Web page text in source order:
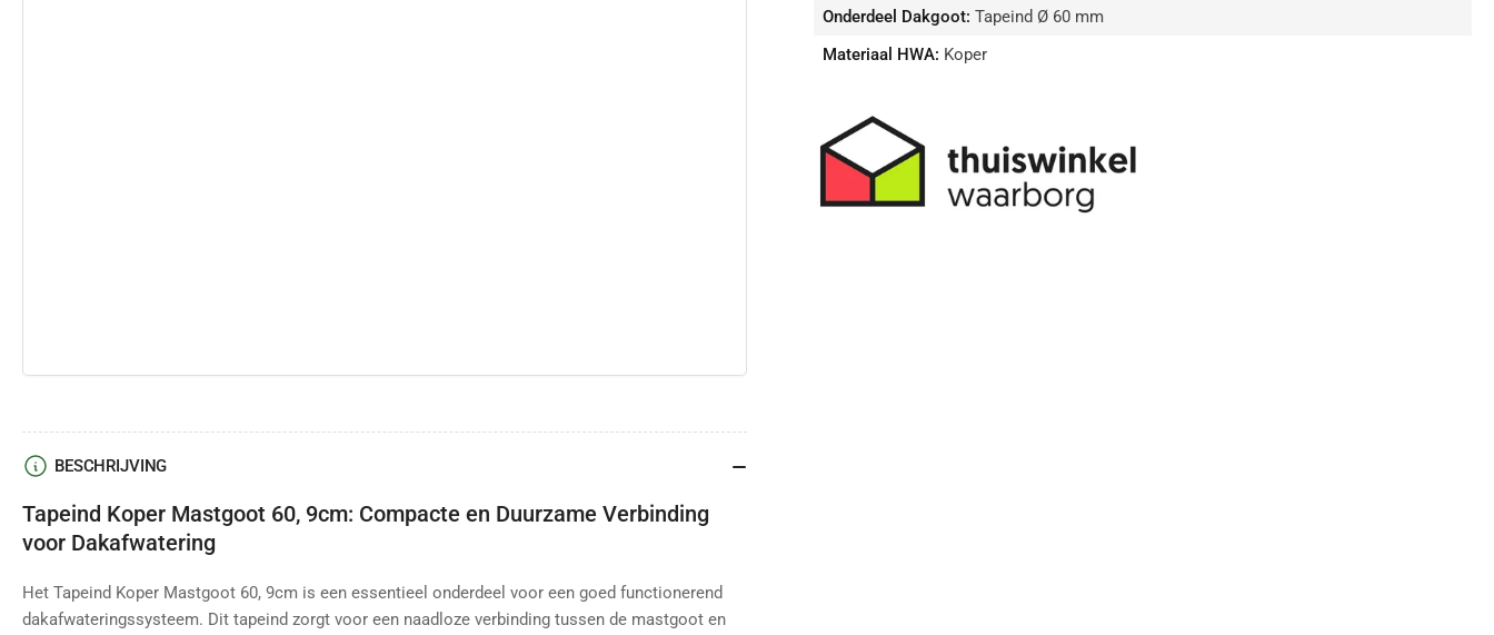
Onderdeel Dakgoot: Tapeind Ø 60 mm
Materiaal HWA: Koper
BESCHRIJVING
Tapeind Koper Mastgoot 60, 9cm: Compacte en Duurzame Verbinding
voor Dakafwatering
Het Tapeind Koper Mastgoot 60, 9cm is een essentieel onderdeel voor een goed functionerend
dakafwateringssysteem. Dit tapeind zorgt voor een naadloze verbinding tussen de mastgoot en